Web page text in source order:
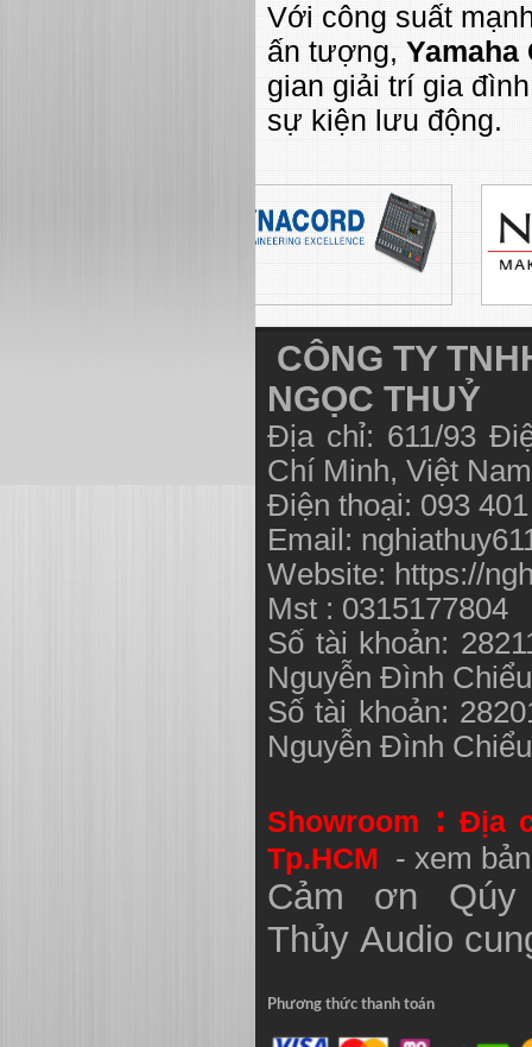
Với công suất
ấn tượng, Yamaha
gian giải trí gia
sự kiện lưu động.
CÔNG TY
NGỌC THUỶ
Địa chỉ: 611/93
Chí Minh, Việt
Điện thoại: 093
Email:
Website: https://
Mst : 0315177804
Số tài khoản:
Nguyễn Đình
Số tài khoản:
Nguyễn Đình
Showroom : Địa
Tp.HCM - xem
Cảm ơn
Thủy Audio
Phương thức thanh toán